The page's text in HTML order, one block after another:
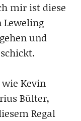
mir ist diese
Leweling
und
Kevin
Bülter,
Regal